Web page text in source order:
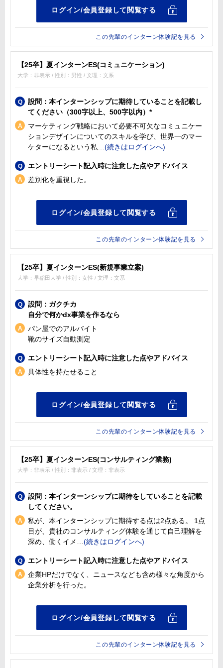
この先輩のインターン体験記を見る
【25卒】夏インターンES(コミュニケーション)
大学：非表示 / 性別：男性 / 文理：文系
設問：本インターンシップに期待していることを記載し
てください（300字以上、500字以内）*
マーケティング戦略において必要不可欠なコミュニケー
ションデザインについてのスキルを学び、世界一のマー
ケターになるという私
エントリーシート記入時に注意した点やアドバイス
差別化を重視した。
この先輩のインターン体験記を見る
【25卒】夏インターンES(新規事業立案)
大学：早稲田大学 / 性別：女性 / 文理：文系
設問：ガクチカ
自分で何かdx事業を作るなら
パン屋でのアルバイト
靴のサイズ自動測定
エントリーシート記入時に注意した点やアドバイス
具体性を持たせること
この先輩のインターン体験記を見る
【25卒】夏インターンES(コンサルティング業務)
大学：非表示 / 性別：非表示 / 文理：非表示
設問：本インターンシップに期待をしていることを記載
してください。
私が、本インターンシップに期待する点は2点ある。 1点
目が、貴社のコンサルティング体験を通じて自己理解を
深め、働くイメ
エントリーシート記入時に注意した点やアドバイス
企業HPだけでなく、ニュースなども含め様々な角度から
企業分析を行った。
この先輩のインターン体験記を見る